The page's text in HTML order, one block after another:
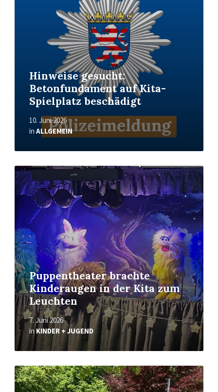
Hinweise gesucht:
Betonfundament auf Kita-
Spielplatz beschädigt
10. Juni 2026
in ALLGEMEIN
Puppentheater brachte
Kinderaugen in der Kita zum
Leuchten
7. Juni 2026
inKINDER + JUGEND
Read
More
Read
More